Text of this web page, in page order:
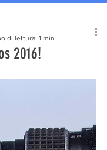
2016!
di lettura: 1 min